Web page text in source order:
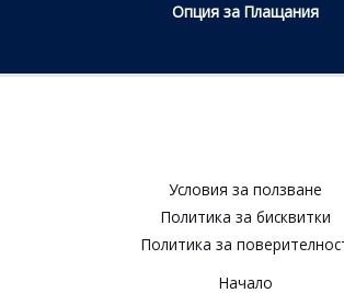
Опция за Плащания
Условия за ползване​
Политика за бисквитки​
Политика за
Начало